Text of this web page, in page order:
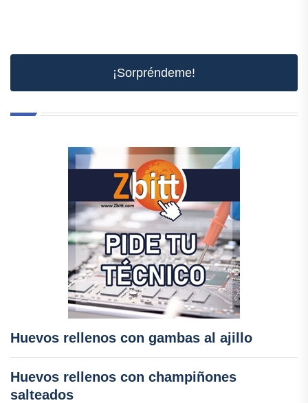
¡Sorpréndeme!
Huevos rellenos con gambas al ajillo
Huevos rellenos con champiñones
salteados